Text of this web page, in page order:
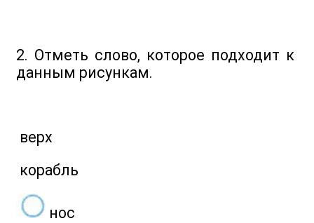
2. Отметь слово, которое подходит к
данным рисункам.
верх
корабль
нос